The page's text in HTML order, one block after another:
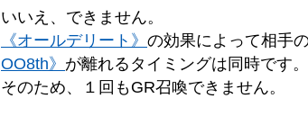
いいえ、できません。
《オールデリート》 の効果によって相手
OO8th》 が離れるタイミングは同時です。
そのため、１回もGR召喚できません。